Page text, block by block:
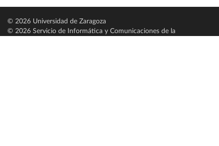
© 2026 Universidad de Zaragoza
© 2026 Servicio de Informática y Comunicaciones de la